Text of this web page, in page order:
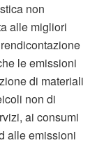
non
alle migliori
le emissioni
di materiali
non di
ai consumi
alle emissioni